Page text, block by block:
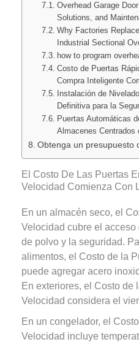
Overhead Garage
Solutions, and
Why Factories
Industrial Sectional
how to program
Costo de Puertas
Compra Inteligente
Instalación de
Definitiva para la
Puertas Automáticas
Almacenes Centrados
Obtenga un presupuesto
El Costo De Las Puertas
Velocidad Comienza Con
En un almacén seco, el
Velocidad cubre el acceso
de polvo y la seguridad.
alimentos, el Costo de la
puede agregar acero
En exteriores, el Costo de
Velocidad considera el
En un congelador, el
Velocidad incluye